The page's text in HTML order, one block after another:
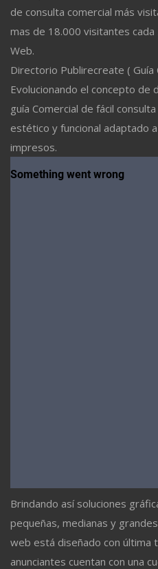
de consulta comercial más
mas de 18.000 visitantes
Web.
Directorio Publirecreate ( Guía
Evolucionando el concepto de
guía Comercial de fácil
estético y funcional adaptado
impresos.
Brindando así soluciones
pequeñas, medianas y
web está diseñado con última
anunciantes cuentan con una